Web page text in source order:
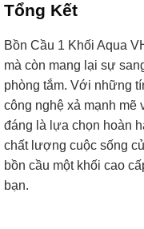
Tổng Kết
Bồn Cầu 1 Khối Aqua
mà còn mang lại sự
phòng tắm. Với những
công nghệ xả mạnh mẽ
đáng là lựa chọn hoàn
chất lượng cuộc sống
bồn cầu một khối cao
bạn.